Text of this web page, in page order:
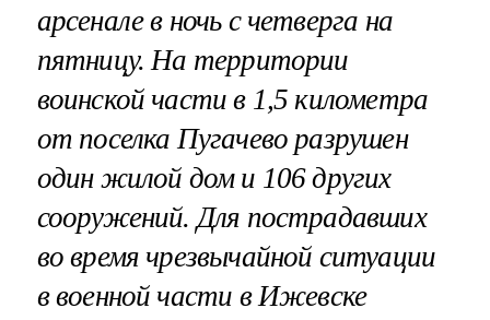
арсенале в ночь с четверга на
пятницу. На территории
воинской части в 1,5 километра
от поселка Пугачево разрушен
один жилой дом и 106 других
сооружений. Для пострадавших
во время чрезвычайной ситуации
в военной части в Ижевске